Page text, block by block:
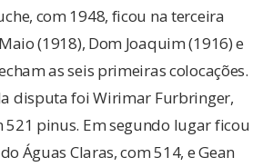
com 1948, ficou na terceira
(1918), Dom Joaquim (1916) e
as seis primeiras colocações.
disputa foi Wirimar Furbringer,
521 pinus. Em segundo lugar ficou
Águas Claras, com 514, e Gean